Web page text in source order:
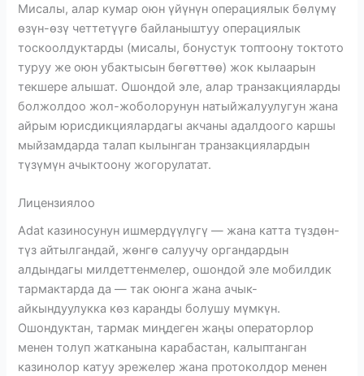
Мисалы, алар кумар оюн үйүнүн операциялык бөлүмү
өзүн-өзү четтетүүгө байланыштуу операциялык
тоскоолдуктарды (мисалы, бонустук топтоону токтото
туруу же оюн убактысын бөгөттөө) жок кылаарын
текшере алышат. Ошондой эле, алар транзакцияларды
болжолдоо жол-жоболорунун натыйжалуулугун жана
айрым юрисдикциялардагы акчаны адалдоого каршы
мыйзамдарда талап кылынган транзакциялардын
түзүмүн ачыктоону жогорулатат.
Лицензиялоо
Adat казиносунун ишмердүүлүгү — жана катта түздөн-
түз айтылгандай, жөнгө салуучу органдардын
алдындагы милдеттенмелер, ошондой эле мобилдик
тармактарда да — так оюнга жана ачык-
айкындуулукка көз каранды болушу мүмкүн.
Ошондуктан, тармак миңдеген жаңы операторлор
менен толуп жатканына карабастан, калыптанган
казинолор катуу эрежелер жана протоколдор менен